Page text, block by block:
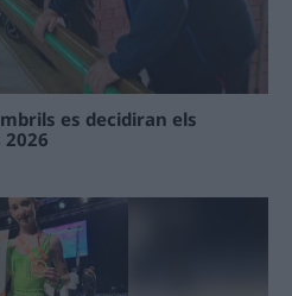
es decidiran els